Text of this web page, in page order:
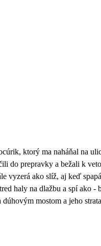
ktorý ma naháňal na
do prepravky a bežali k
vyzerá ako slíž, aj keď
haly na dlažbu a spí
mostom a jeho